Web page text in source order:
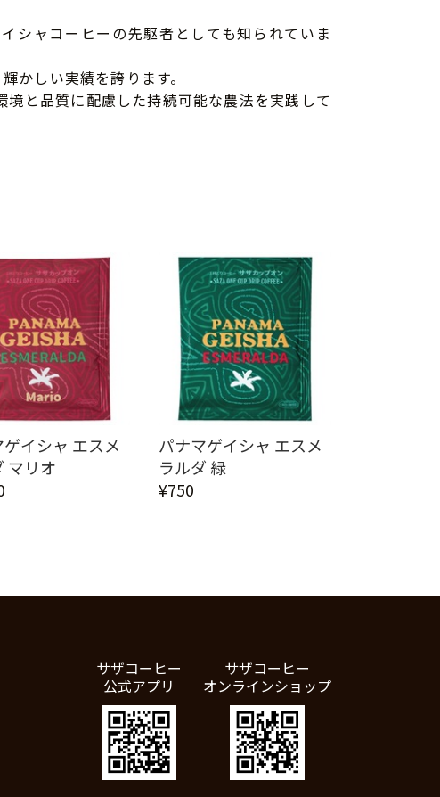
シャコーヒーの先駆者としても知られていま
かしい実績を誇ります。
と品質に配慮した持続可能な農法を実践して
イシャ エスメ
マリオ
パナマゲイシャ エスメ
ラルダ 緑
¥750
サザコーヒー
公式アプリ
サザコーヒー
オンラインショップ